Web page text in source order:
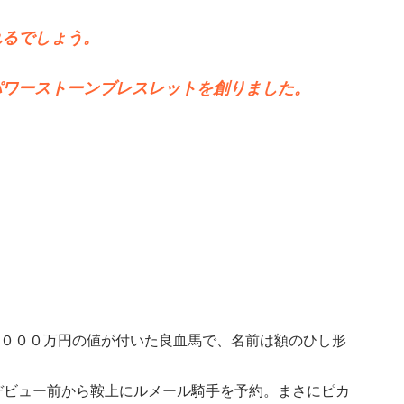
でしょう。
ーストーンブレスレットを創りました。
００万円の値が付いた良血馬で、名前は額のひし形
ュー前から鞍上にルメール騎手を予約。まさにピカ